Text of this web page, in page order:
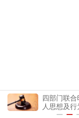
四部门联
人思想及